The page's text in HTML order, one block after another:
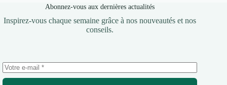
Abonnez-vous aux dernières actualités
Inspirez-vous chaque semaine grâce à nos nouveautés et nos
conseils.